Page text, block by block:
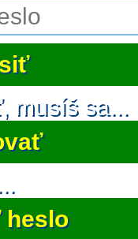
sa...
heslo